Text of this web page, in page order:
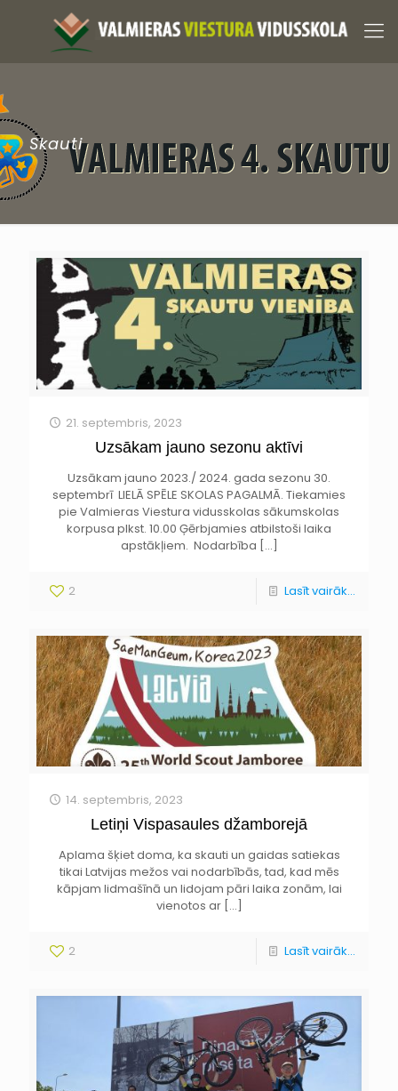
Skauti
21. septembris, 2023
Uzsākam jauno sezonu aktīvi
Uzsākam jauno 2023./ 2024. gada sezonu 30.
septembrī LIELĀ SPĒLE SKOLAS PAGALMĀ. Tiekamies
pie Valmieras Viestura vidusskolas sākumskolas
korpusa plkst. 10.00 Ģērbjamies atbilstoši laika
apstākļiem. Nodarbība […]
2 Lasīt vairāk...
14. septembris, 2023
Letiņi Vispasaules džamborejā
Aplama šķiet doma, ka skauti un gaidas satiekas
tikai Latvijas mežos vai nodarbībās, tad, kad mēs
kāpjam lidmašīnā un lidojam pāri laika zonām, lai
vienotos ar[…]
2 Lasīt vairāk...